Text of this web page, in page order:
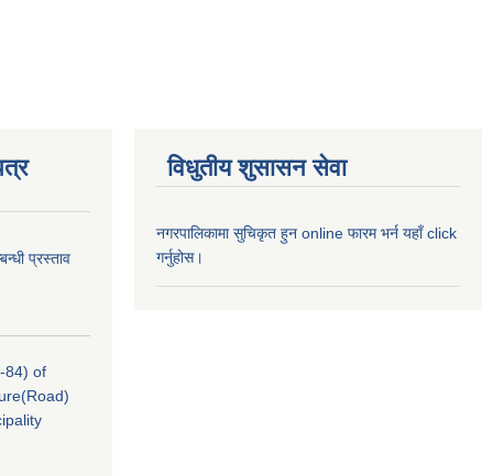
प्रस्ताव
84) of
विधुतीय शुसासन सेवा
नगरपालिकामा सुचिकृत हुन online फारम भर्न यहाँ click
गर्नुहोस।